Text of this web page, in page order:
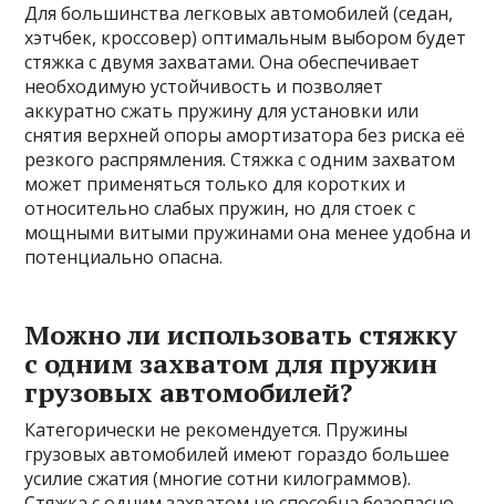
Для большинства легковых автомобилей (седан,
хэтчбек, кроссовер) оптимальным выбором будет
стяжка с двумя захватами. Она обеспечивает
необходимую устойчивость и позволяет
аккуратно сжать пружину для установки или
снятия верхней опоры амортизатора без риска её
резкого распрямления. Стяжка с одним захватом
может применяться только для коротких и
относительно слабых пружин, но для стоек с
мощными витыми пружинами она менее удобна и
потенциально опасна.
Можно ли использовать стяжку
с одним захватом для пружин
грузовых автомобилей?
Категорически не рекомендуется. Пружины
грузовых автомобилей имеют гораздо большее
усилие сжатия (многие сотни килограммов).